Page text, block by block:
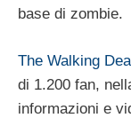
base di zombie.
The Walking
di 1.200 fan,
informazioni e